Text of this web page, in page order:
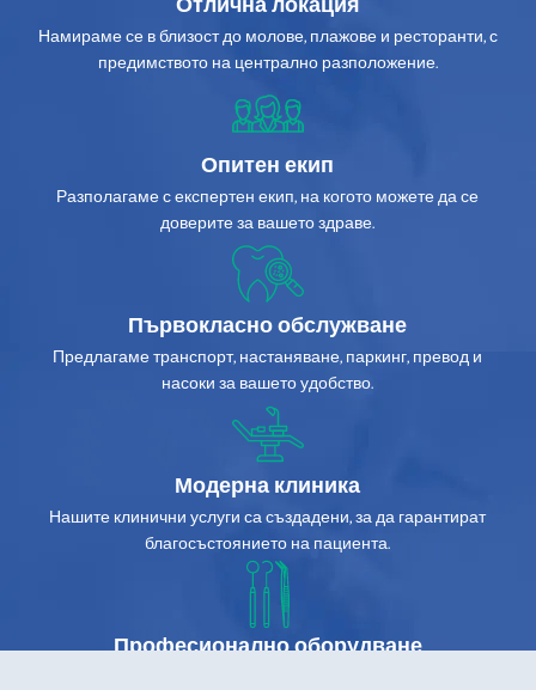
Намираме се в близост до молове, плажове и ресторанти, с
предимството на централно разположение.
Опитен екип
Разполагаме с експертен екип, на когото можете да се
доверите за вашето здраве.
Първокласно обслужване
Предлагаме транспорт, настаняване, паркинг, превод и
насоки за вашето удобство.
Модерна клиника
Нашите клинични услуги са създадени, за да гарантират
благосъстоянието на пациента.
Професионално оборудване